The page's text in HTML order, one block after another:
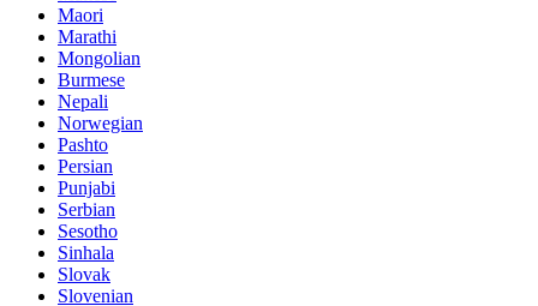
Maori
Marathi
Mongolian
Burmese
Nepali
Norwegian
Pashto
Persian
Punjabi
Serbian
Sesotho
Sinhala
Slovak
Slovenian